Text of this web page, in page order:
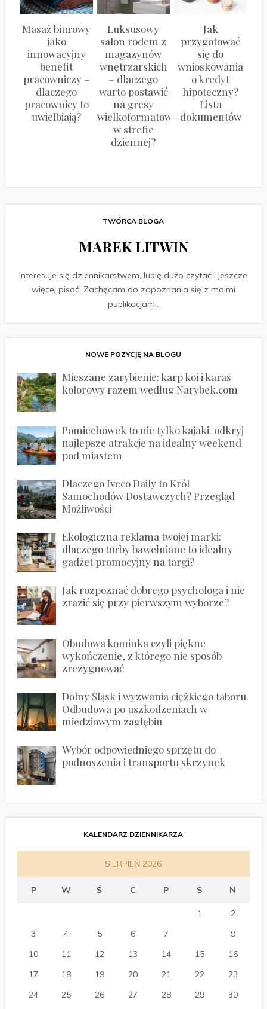
Masaż biurowy
jako
innowacyjny
benefit
pracowniczy –
dlaczego
pracownicy to
uwielbiają?
Luksusowy
salon rodem z
magazynów
wnętrzarskich
– dlaczego
warto postawić
na gresy
wielkoformatowe
w strefie
dziennej?
Jak
przygotować
się do
wnioskowania
o kredyt
hipoteczny?
Lista
dokumentów
TWÓRCA BLOGA
MAREK LITWIN
Interesuje się dziennikarstwem, lubię dużo czytać i jeszcze
więcej pisać. Zachęcam do zapoznania się z moimi
publikacjami.
NOWE POZYCJĘ NA BLOGU
Mieszane zarybienie: karp koi i karaś
kolorowy razem według Narybek.com
Pomiechówek to nie tylko kajaki. odkryj
najlepsze atrakcje na idealny weekend
pod miastem
Dlaczego Iveco Daily to Król
Samochodów Dostawczych? Przegląd
Możliwości
Ekologiczna reklama twojej marki:
dlaczego torby bawełniane to idealny
gadżet promocyjny na targi?
Jak rozpoznać dobrego psychologa i nie
zrazić się przy pierwszym wyborze?
Obudowa kominka czyli piękne
wykończenie, z którego nie sposób
zrezygnować
Dolny Śląsk i wyzwania ciężkiego taboru.
Odbudowa po uszkodzeniach w
miedziowym zagłębiu
Wybór odpowiedniego sprzętu do
podnoszenia i transportu skrzynek
KALENDARZ DZIENNIKARZA
SIERPIEŃ 2026
P W Ś C P S N
1
2
3
4 5 6 7
9
10
11 12 13 14 15
16
17
18 19 20 21 22
23
24
25 26 27 28 29 30